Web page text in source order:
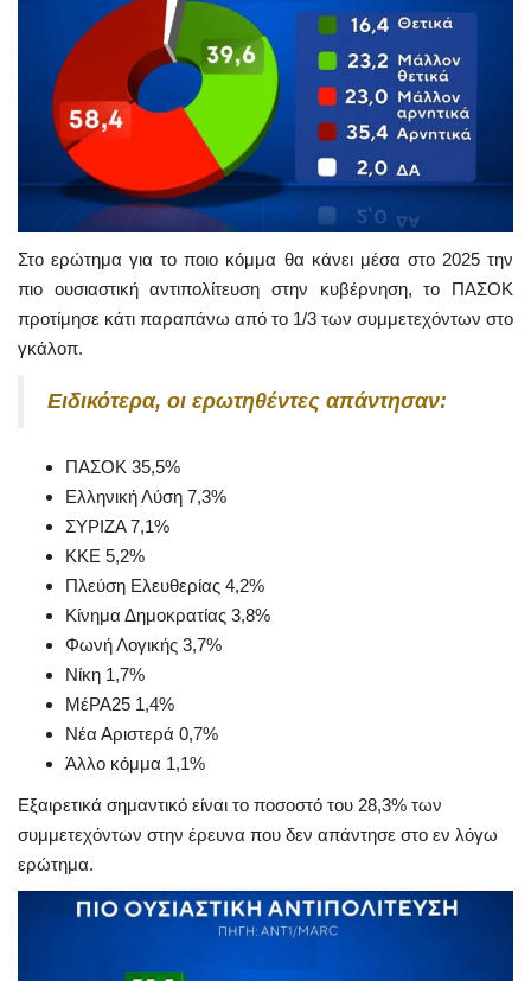
Στο ερώτημα για το ποιο κόμμα θα κάνει μέσα στο 2025 την
πιο ουσιαστική αντιπολίτευση στην κυβέρνηση, το ΠΑΣΟΚ
προτίμησε κάτι παραπάνω από το 1/3 των συμμετεχόντων στο
γκάλοπ.
Ειδικότερα, οι ερωτηθέντες απάντησαν:
ΠΑΣΟΚ 35,5%
Ελληνική Λύση 7,3%
ΣΥΡΙΖΑ 7,1%
ΚΚΕ 5,2%
Πλεύση Ελευθερίας 4,2%
Κίνημα Δημοκρατίας 3,8%
Φωνή Λογικής 3,7%
Νίκη 1,7%
ΜέΡΑ25 1,4%
Νέα Αριστερά 0,7%
Άλλο κόμμα 1,1%
Εξαιρετικά σημαντικό είναι το ποσοστό του 28,3% των
συμμετεχόντων στην έρευνα που δεν απάντησε στο εν λόγω
ερώτημα.